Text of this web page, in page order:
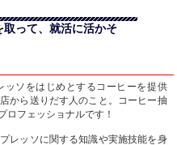
って、就活に活かそ
ソをはじめとするコーヒーを提供
から送りだす人のこと。コーヒー抽
ロフェッショナルです！
レッソに関する知識や実施技能を身